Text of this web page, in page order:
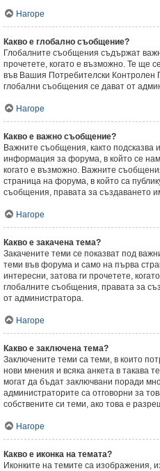
Нагоре
Какво е глобално съобщение?
Глобалните съобщения съдържат
прочетете, когато е възможно. Те ще
във Вашия Потребителски Контролен
глобални съобщения се дават от
Нагоре
Какво е важно съобщение?
Важните съобщения, както подсказва
информация за форума, в който се
когато е възможно. Важните
страница на форума, в който са
съобщения, правата за създаването
Нагоре
Какво е закачена тема?
Закачените теми се показват под
теми във форума и само на първа
интересни, затова ги прочетете,
глобалните съобщения, правата за
от администратора.
Нагоре
Какво е заключена тема?
Заключените теми са теми, в които
нови мнения и всяка анкета в такава
могат да бъдат заключвани поради
администраторите са отговорни за
собствените си теми, ако това е
Нагоре
Какво е иконка на темата?
Иконките на темите са изображения,